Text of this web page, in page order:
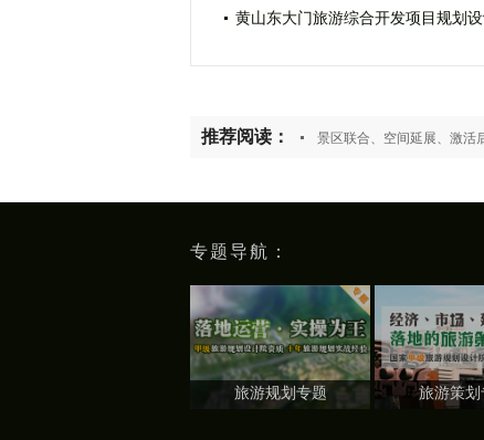
黄山东大门旅游综合开发项目规划
推荐阅读： 景区联合、空间延展、激
专题导航：
旅游规划专题 旅游策划